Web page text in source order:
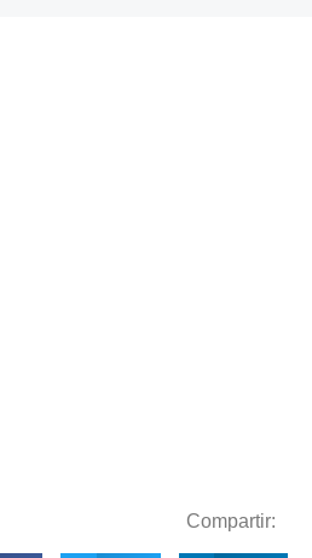
Compartir: